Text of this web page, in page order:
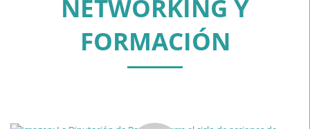
NETWORKING Y
FORMACIÓN